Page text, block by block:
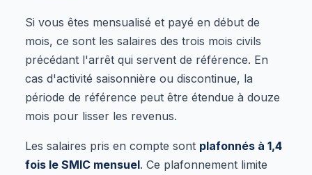
Si vous êtes mensualisé et payé en début de
mois, ce sont les salaires des trois mois civils
précédant l'arrêt qui servent de référence. En
cas d'activité saisonnière ou discontinue, la
période de référence peut être étendue à douze
mois pour lisser les revenus.
Les salaires pris en compte sont plafonnés à 1,4
fois le SMIC mensuel. Ce plafonnement limite